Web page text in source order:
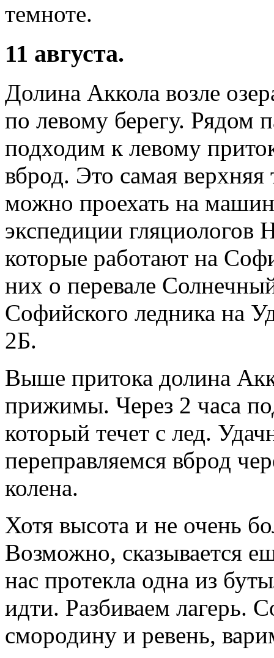
темноте.
11 августа.
Долина Аккола возле
по левому берегу. Рядом
подходим к левому
вброд. Это самая
можно проехать на
экспедиции гляциологов
которые работают на
них о перевале
Софийского ледника на
2Б.
Выше притока долина
прижимы. Через 2 часа
который течет с лед.
переправляемся вброд
колена.
Хотя высота и не очень
Возможно, сказывается
нас протекла одна из
идти. Разбиваем лагерь.
смородину и ревень,